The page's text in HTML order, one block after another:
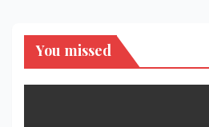
You missed